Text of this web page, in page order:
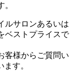
ルサロンあるいは
ベストプライスで
客様からご質問い
す。